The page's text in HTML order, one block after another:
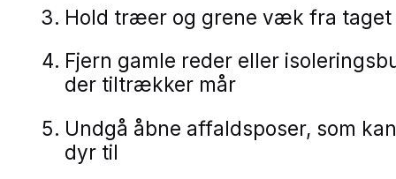
Hold træer og grene væk fra taget
Fjern gamle reder eller
der tiltrækker mår
Undgå åbne affaldsposer, som
dyr til